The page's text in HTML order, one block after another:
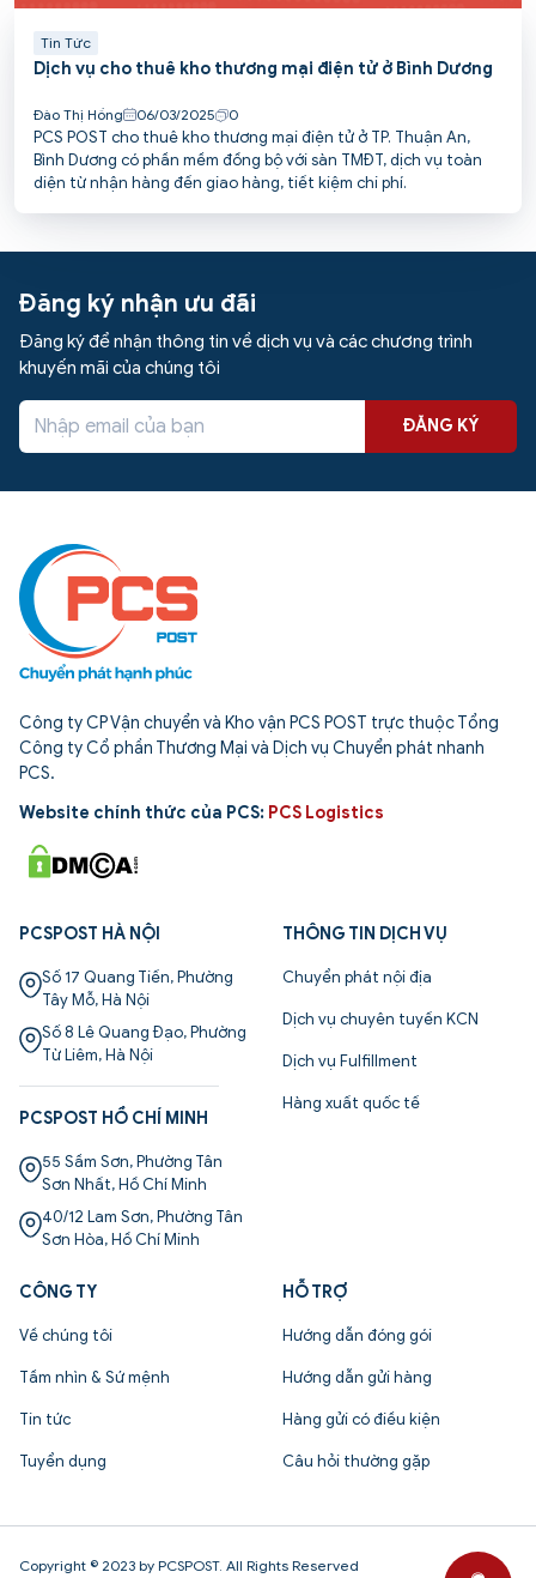
Tin Tức
Dịch vụ cho thuê kho thương mại điện tử ở Bình Dương
Đào Thị Hồng 06/03/2025 0
PCS POST cho thuê kho thương mại điện tử ở TP. Thuận An,
Bình Dương có phần mềm đồng bộ với sàn TMĐT, dịch vụ toàn
diện từ nhận hàng đến giao hàng, tiết kiệm chi phí.
Đăng ký nhận ưu đãi
Đăng ký để nhận thông tin về dịch vụ và các chương trình
khuyến mãi của chúng tôi
ĐĂNG KÝ
Công ty CP Vận chuyển và Kho vận PCS POST trực thuộc Tổng
Công ty Cổ phần Thương Mại và Dịch vụ Chuyển phát nhanh
PCS.
Website chính thức của PCS: PCS Logistics
PCSPOST HÀ NỘI
Số 17 Quang Tiến, Phường
Tây Mỗ, Hà Nội
Số 8 Lê Quang Đạo, Phường
Từ Liêm, Hà Nội
PCSPOST HỒ CHÍ MINH
55 Sầm Sơn, Phường Tân
Sơn Nhất, Hồ Chí Minh
40/12 Lam Sơn, Phường Tân
Sơn Hòa, Hồ Chí Minh
THÔNG TIN DỊCH VỤ
Chuyển phát nội địa
Dịch vụ chuyên tuyến KCN
Dịch vụ Fulfillment
Hàng xuất quốc tế
CÔNG TY
Về chúng tôi
Tầm nhìn & Sứ mệnh
Tin tức
Tuyển dụng
HỖ TRỢ
Hướng dẫn đóng gói
Hướng dẫn gửi hàng
Hàng gửi có điều kiện
Câu hỏi thường gặp
Copyright © 2023 by PCSPOST. All Rights Reserved